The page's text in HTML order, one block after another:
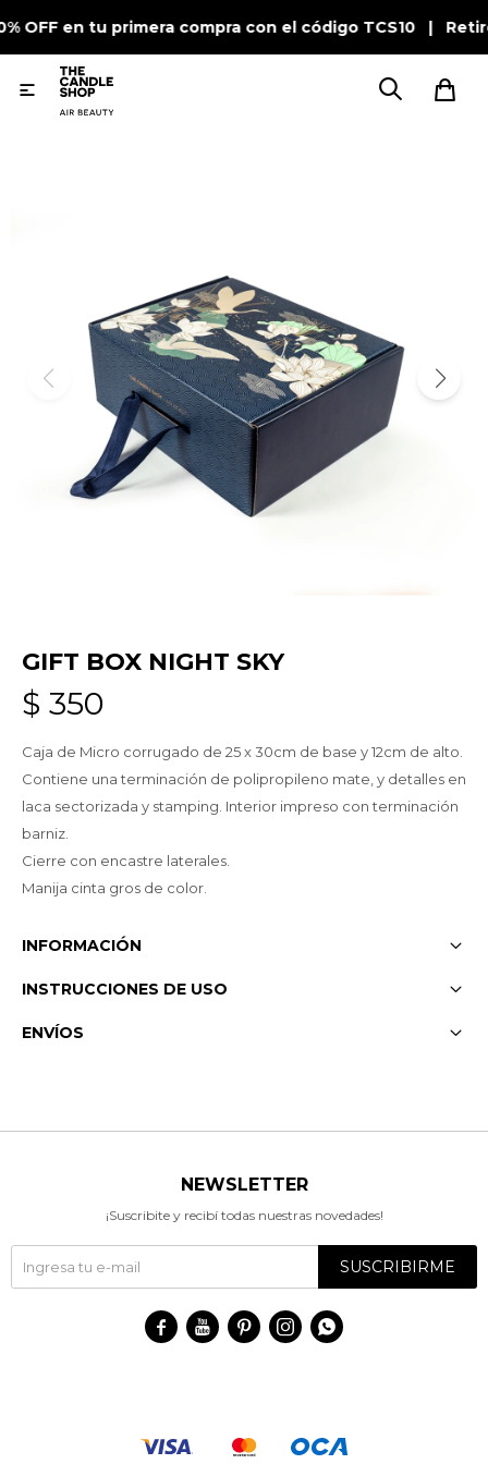
OFF en tu primera compra con el código TCS10 |

GIFT BOX NIGHT SKY
$ 350
Caja de Micro corrugado de 25 x 30cm de base y 12cm de alto.
Contiene una terminación de polipropileno mate, y detalles en
laca sectorizada y stamping. Interior impreso con terminación
barniz.
Cierre con encastre laterales.
Manija cinta gros de color.
INFORMACIÓN
INSTRUCCIONES DE USO
ENVÍOS
NEWSLETTER
¡Suscribite y recibí todas nuestras novedades!
SUSCRIBIRME
    